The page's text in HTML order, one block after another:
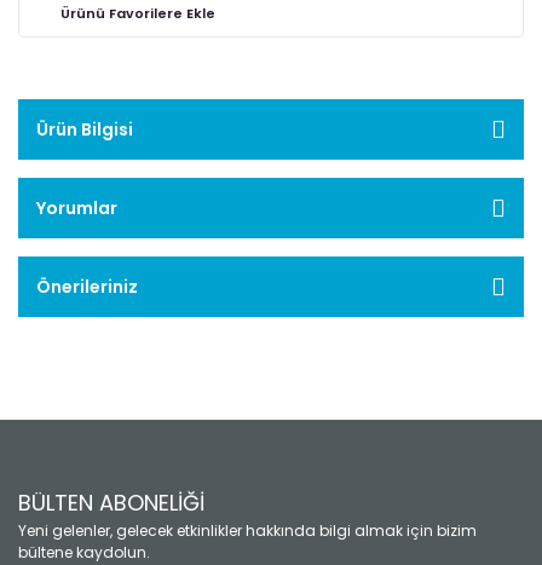
Ürün Bilgisi
Yorumlar
Önerileriniz
BÜLTEN ABONELİĞİ
Yeni gelenler, gelecek etkinlikler hakkında bilgi almak için bizim
bültene kaydolun.